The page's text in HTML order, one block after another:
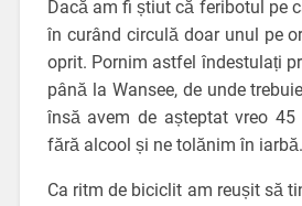
Dacă am fi știut că feribotul pe
în curând circulă doar unul pe
oprit. Pornim astfel îndestulați
până la Wansee, de unde
însă avem de așteptat vreo
fără alcool și ne tolănim în iarbă.
Ca ritm de biciclit am reușit să